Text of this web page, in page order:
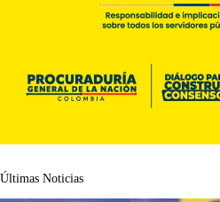
Últimas Noticias